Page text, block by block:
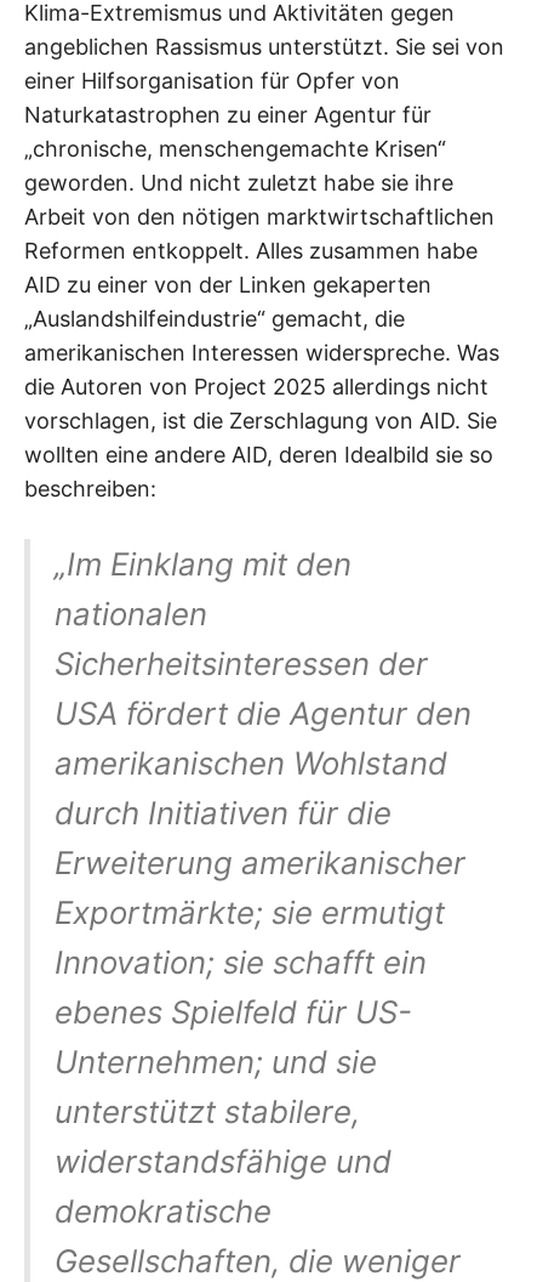
Klima-Extremismus und Aktivitäten gegen
angeblichen Rassismus unterstützt. Sie sei von
einer Hilfsorganisation für Opfer von
Naturkatastrophen zu einer Agentur für
„chronische, menschengemachte Krisen“
geworden. Und nicht zuletzt habe sie ihre
Arbeit von den nötigen marktwirtschaftlichen
Reformen entkoppelt. Alles zusammen habe
AID zu einer von der Linken gekaperten
„Auslandshilfeindustrie“ gemacht, die
amerikanischen Interessen widerspreche. Was
die Autoren von Project 2025 allerdings nicht
vorschlagen, ist die Zerschlagung von AID. Sie
wollten eine andere AID, deren Idealbild sie so
beschreiben:
„Im Einklang mit den
nationalen
Sicherheitsinteressen der
USA fördert die Agentur den
amerikanischen Wohlstand
durch Initiativen für die
Erweiterung amerikanischer
Exportmärkte; sie ermutigt
Innovation; sie schafft ein
ebenes Spielfeld für US-
Unternehmen; und sie
unterstützt stabilere,
widerstandsfähige und
demokratische
Gesellschaften, die weniger